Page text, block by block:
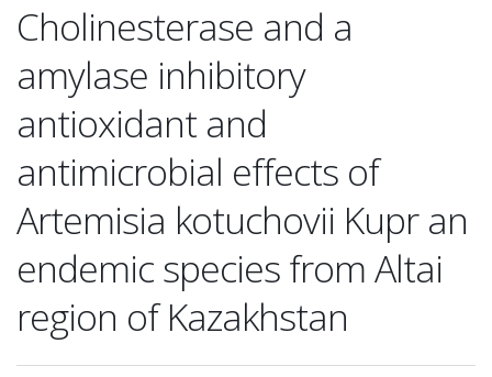
Cholinesterase and a
amylase inhibitory
antioxidant and
antimicrobial effects of
Artemisia kotuchovii Kupr an
endemic species from Altai
region of Kazakhstan